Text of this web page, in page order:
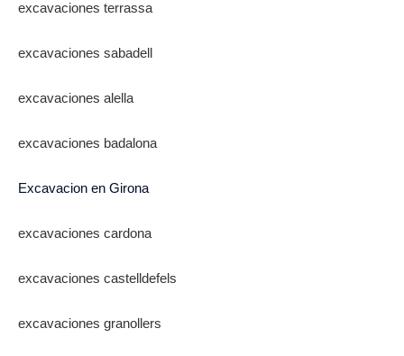
excavaciones terrassa
excavaciones sabadell
excavaciones alella
excavaciones badalona
Excavacion en Girona
excavaciones cardona
excavaciones castelldefels
excavaciones granollers